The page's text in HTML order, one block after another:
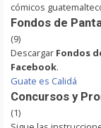
cómicos
Fondos de
(9)
Descargar Fondos
Facebook.
Guate es Calidá
Concursos y
(1)